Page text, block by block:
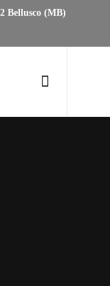
Bellusco (MB)